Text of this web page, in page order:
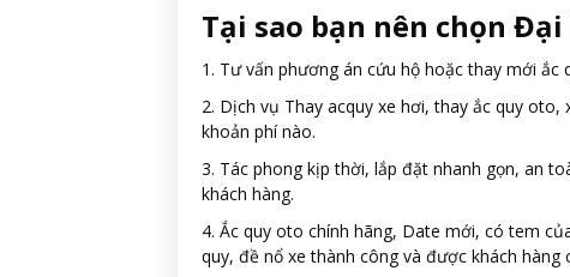
Tại sao bạn nên chọn Đại
1. Tư vấn phương án cứu hộ hoặc thay mới ắc
2. Dịch vụ Thay acquy xe hơi, thay ắc quy
khoản phí nào.
3. Tác phong kịp thời, lắp đặt nhanh gọn, an
khách hàng.
4. Ắc quy oto chính hãng, Date mới, có tem
quy, đề nổ xe thành công và được khách hàng